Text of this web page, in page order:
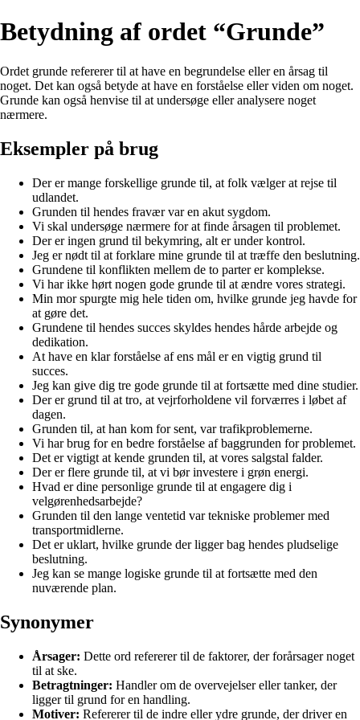
Betydning af ordet “Grunde”
Ordet grunde refererer til at have en begrundelse eller en årsag til
noget. Det kan også betyde at have en forståelse eller viden om noget.
Grunde kan også henvise til at undersøge eller analysere noget
nærmere.
Eksempler på brug
Der er mange forskellige grunde til, at folk vælger at rejse til
udlandet.
Grunden til hendes fravær var en akut sygdom.
Vi skal undersøge nærmere for at finde årsagen til problemet.
Der er ingen grund til bekymring, alt er under kontrol.
Jeg er nødt til at forklare mine grunde til at træffe den beslutning.
Grundene til konflikten mellem de to parter er komplekse.
Vi har ikke hørt nogen gode grunde til at ændre vores strategi.
Min mor spurgte mig hele tiden om, hvilke grunde jeg havde for
at gøre det.
Grundene til hendes succes skyldes hendes hårde arbejde og
dedikation.
At have en klar forståelse af ens mål er en vigtig grund til
succes.
Jeg kan give dig tre gode grunde til at fortsætte med dine studier.
Der er grund til at tro, at vejrforholdene vil forværres i løbet af
dagen.
Grunden til, at han kom for sent, var trafikproblemerne.
Vi har brug for en bedre forståelse af baggrunden for problemet.
Det er vigtigt at kende grunden til, at vores salgstal falder.
Der er flere grunde til, at vi bør investere i grøn energi.
Hvad er dine personlige grunde til at engagere dig i
velgørenhedsarbejde?
Grunden til den lange ventetid var tekniske problemer med
transportmidlerne.
Det er uklart, hvilke grunde der ligger bag hendes pludselige
beslutning.
Jeg kan se mange logiske grunde til at fortsætte med den
nuværende plan.
Synonymer
Årsager: Dette ord refererer til de faktorer, der forårsager noget
til at ske.
Betragtninger: Handler om de overvejelser eller tanker, der
ligger til grund for en handling.
Motiver: Refererer til de indre eller ydre grunde, der driver en